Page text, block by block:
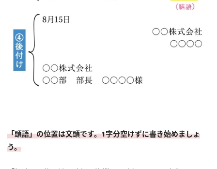
「頭語」の位置は文頭です。1字分空けずに書き始めましょ
う。